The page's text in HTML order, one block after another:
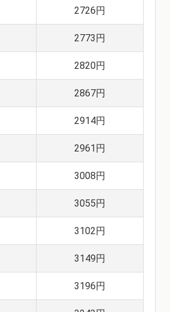
2726円
2773円
2820円
2867円
2914円
2961円
3008円
3055円
3102円
3149円
3196円